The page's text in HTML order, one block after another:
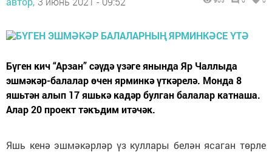
Бүген кич “Арзан” сәүдә үзәге янында Яр Чаллыда
эшмәкәр-балалар өчен ярминкә үткәрелә. Монда 8
яшьтән алып 17 яшькә кадәр булган балалар катнаша.
Алар 20 проект тәкъдим итәчәк.
Яшь кенә эшмәкәрләр үз куллары белән ясаган төрле